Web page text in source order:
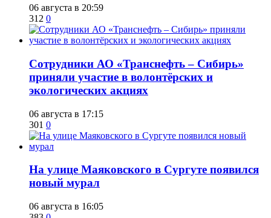
06 августа в 20:59
312 0
Сотрудники АО «Транснефть – Сибирь»
приняли участие в волонтёрских и
экологических акциях
06 августа в 17:15
301 0
​На улице Маяковского в Сургуте появился
новый мурал
06 августа в 16:05